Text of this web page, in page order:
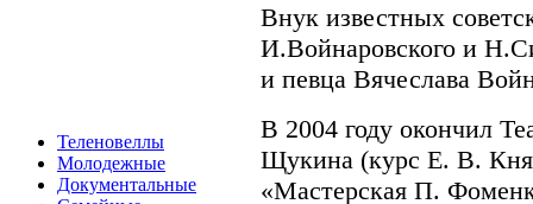
Теленовеллы
Молодежные
Документальные
Внук известных
И.Войнаровского и
и певца Вячеслава
В 2004 году окончил
Щукина (курс Е. В.
«Мастерская П.